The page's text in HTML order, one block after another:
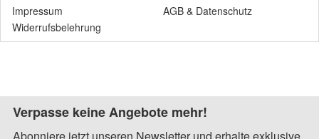
Impressum
AGB & Datenschutz
Widerrufsbelehrung
Verpasse keine Angebote mehr!